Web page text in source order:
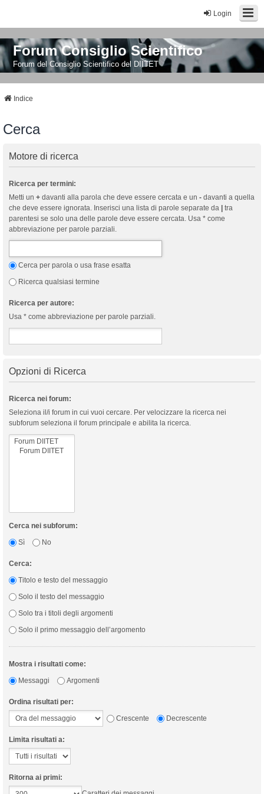
Login
Forum Consiglio Scientifico
Forum del Consiglio Scientifico del DIITET
Indice
Cerca
Motore di ricerca
Ricerca per termini:
Metti un + davanti alla parola che deve essere cercata e un - davanti a quella
che deve essere ignorata. Inserisci una lista di parole separate da
tra
parentesi se solo una delle parole deve essere cercata. Usa * come
abbreviazione per parole parziali.
Cerca per parola o usa frase esatta
Ricerca qualsiasi termine
Ricerca per autore:
Usa * come abbreviazione per parole parziali.
Opzioni di Ricerca
Ricerca nei forum:
Seleziona il/i forum in cui vuoi cercare. Per velocizzare la ricerca nei
subforum seleziona il forum principale e abilita la ricerca.
Cerca nei subforum:
Sì
No
Cerca:
Titolo e testo del messaggio
Solo il testo del messaggio
Solo tra i titoli degli argomenti
Solo il primo messaggio dell’argomento
Mostra i risultati come:
Messaggi
Argomenti
Ordina risultati per:
Crescente
Decrescente
Limita risultati a:
Ritorna ai primi: